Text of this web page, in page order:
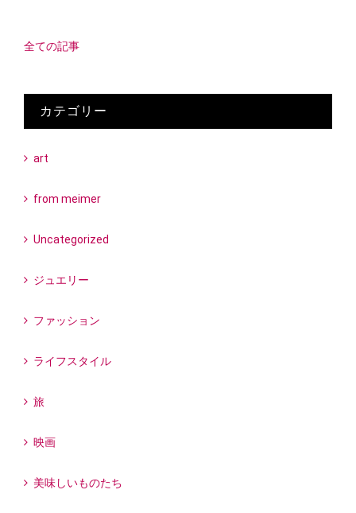
全ての記事
カテゴリー
art
from meimer
Uncategorized
ジュエリー
ファッション
ライフスタイル
旅
映画
美味しいものたち